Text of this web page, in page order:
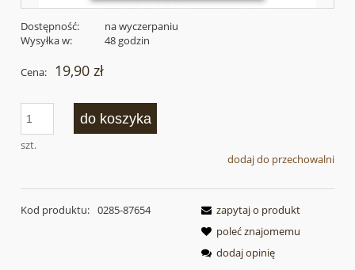
Dostępność:
na wyczerpaniu
Wysyłka w:
48 godzin
Cena: 19,90 zł
szt.
do koszyka
dodaj do przechowalni
Kod produktu: 0285-87654
zapytaj o produkt
poleć znajomemu
dodaj opinię